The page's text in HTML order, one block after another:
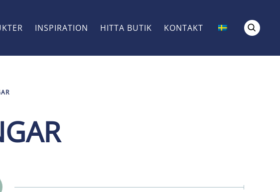
INSPIRATION HITTA BUTIK KONTAKT